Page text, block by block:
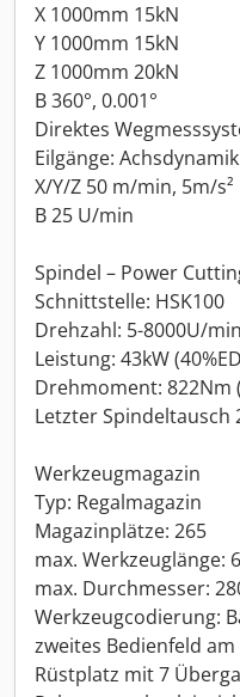
X 1000mm 15kN
Y 1000mm 15kN
Z 1000mm 20kN
B 360°, 0.001°
Direktes
Eilgänge:
X/Y/Z 50 m/min, 5m/s²
B 25 U/min
Spindel – Power
Schnittstelle: HSK100
Drehzahl: 5-8000U/min
Leistung: 43kW
Drehmoment: 822Nm
Letzter Spindeltausch
Werkzeugmagazin
Typ: Regalmagazin
Magazinplätze: 265
max. Werkzeuglänge:
max. Durchmesser:
Werkzeugcodierung:
zweites Bedienfeld
Rüstplatz mit 7